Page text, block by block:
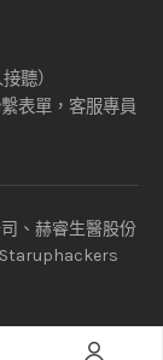
聽）
表單，客服專員
、赫睿生醫股份
Staruphackers